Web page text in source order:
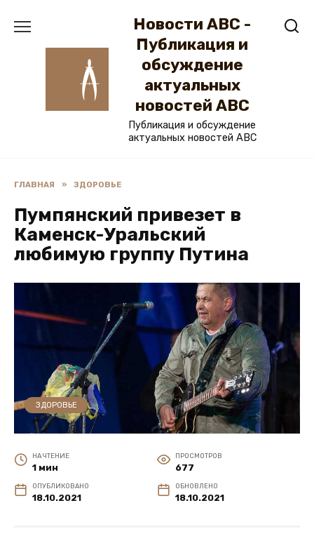
Новости ABC -
Публикация и
обсуждение
актуальных
новостей ABC
Публикация и обсуждение
актуальных новостей ABC
ГЛАВНАЯ » ЗДОРОВЬЕ
Пумпянский привезет в
Каменск-Уральский
любимую группу Путина
ЗДОРОВЬЕ
НА ЧТЕНИЕ
1 мин
ПРОСМОТРОВ
677
ОПУБЛИКОВАНО
18.10.2021
ОБНОВЛЕНО
18.10.2021